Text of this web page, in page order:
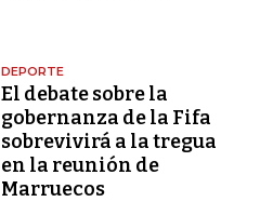
DEPORTE
El debate sobre la
gobernanza de la Fifa
sobrevivirá a la tregua
en la reunión de
Marruecos